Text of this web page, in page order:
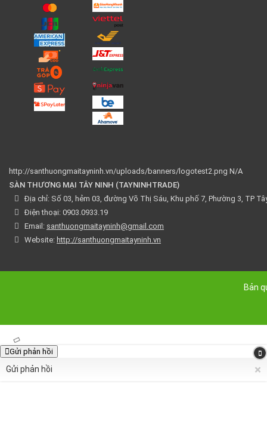
http://santhuongmaitayninh.vn/uploads/banners/logotest2.png N/A
SÀN THƯƠNG MẠI TÂY NINH (TAYNINHTRADE)
Địa chỉ: Số 03, hẻm 03, đường Võ Thị Sáu, Khu phố 7, Phường 3, TP
Điện thoại: 0903.0933.19
Email: santhuongmaitayninh@gmail.com
Website: http://santhuongmaitayninh.vn
Bản
Gửi phản hồi
×
Gửi phản hồi